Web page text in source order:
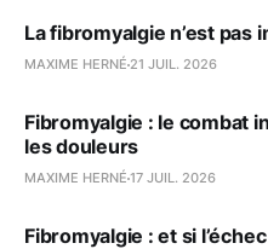
La fibromyalgie n’est pas
MAXIME HERNÉ 21 JUIL. 2026
Fibromyalgie : le combat
les douleurs
MAXIME HERNÉ 17 JUIL. 2026
Fibromyalgie : et si